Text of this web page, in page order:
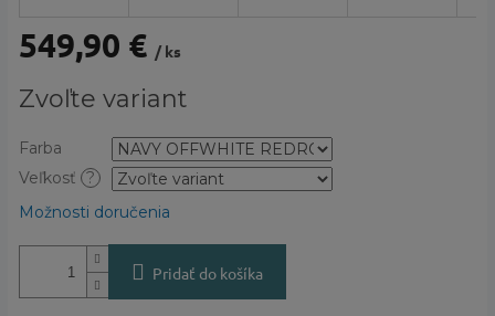
549,90 € / ks
cena:
Zvoľte variant
Farba
Veľkosť ?
Možnosti doručenia
Pridať do košíka